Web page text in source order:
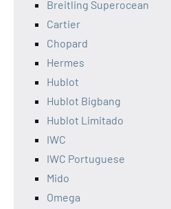
Breitling Superocean
Cartier
Chopard
Hermes
Hublot
Hublot Bigbang
Hublot Limitado
IWC
IWC Portuguese
Mido
Omega